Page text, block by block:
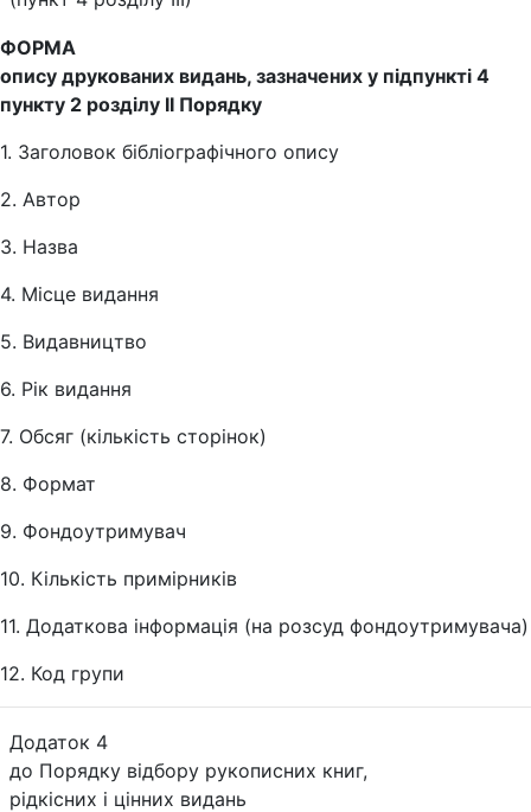
ФОРМА
опису друкованих видань, зазначених у підпункті 4
пункту 2 розділу ІІ Порядку
1. Заголовок бібліографічного опису
2. Автор
3. Назва
4. Місце видання
5. Видавництво
6. Рік видання
7. Обсяг (кількість сторінок)
8. Формат
9. Фондоутримувач
10. Кількість примірників
11. Додаткова інформація (на розсуд фондоутримувача)
12. Код групи
Додаток 4
до Порядку відбору рукописних книг,
рідкісних і цінних видань